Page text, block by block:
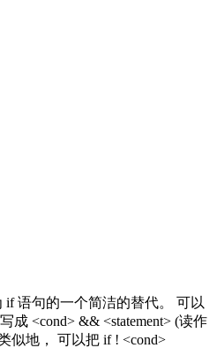
if 语句的一个简洁的替代。 可以
成 <cond> && <statement> (读作
似地， 可以把 if ! <cond>